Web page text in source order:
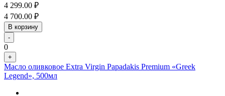
4 299.00 ₽
4 700.00 ₽
В корзину
-
0
+
Масло оливковое Extra Virgin Papadakis Premium «Greek
Legend», 500мл